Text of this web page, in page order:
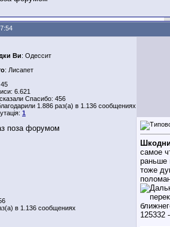
Ви: Одессит
: Лисапет
45
6.621
Спасибо: 456
1.886 раз(а) в 1.136 сообщениях
1
в 1.136 сообщениях
самое
раньше
тоже